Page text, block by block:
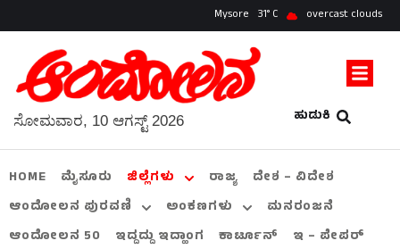
Mysore 31 overcast clouds
ಹುಡುಕಿ
ಸೋಮವಾರ, 10 ಆಗಸ್ಟ್ 2026
HOME ಮೈಸೂರು ಜಿಲ್ಲೆಗಳು ರಾಜ್ಯ
ದೇಶ – ವಿದೇಶ
ಆಂದೋಲನ ಪುರವಣಿ
ಅಂಕಣಗಳು
ಮನರಂಜನೆ
ಆಂದೋಲನ 50
ಇದ್ದದ್ದು ಇದ್ಹಾಂಗ ಕಾರ್ಟೂನ್ ಇ – ಪೇಪರ್